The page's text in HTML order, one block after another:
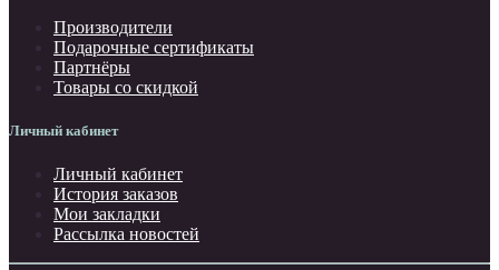
Производители
Подарочные сертификаты
Партнёры
Товары со скидкой
Личный кабинет
Личный кабинет
История заказов
Мои закладки
Рассылка новостей